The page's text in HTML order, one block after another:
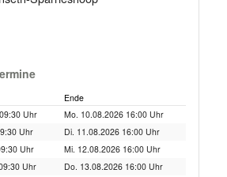
Ende
Uhr
Mo. 10.08.2026 16:00 Uhr
Uhr
Di. 11.08.2026 16:00 Uhr
Uhr
Mi. 12.08.2026 16:00 Uhr
Uhr
Do. 13.08.2026 16:00 Uhr